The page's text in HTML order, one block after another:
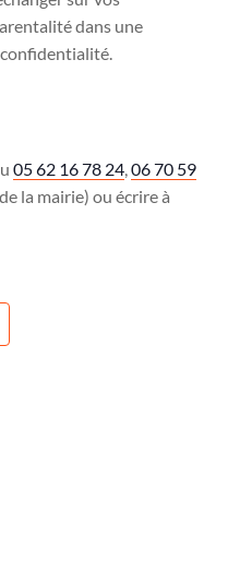
dans une
05 62 16 78 24 06 70 59
la mairie) ou écrire à